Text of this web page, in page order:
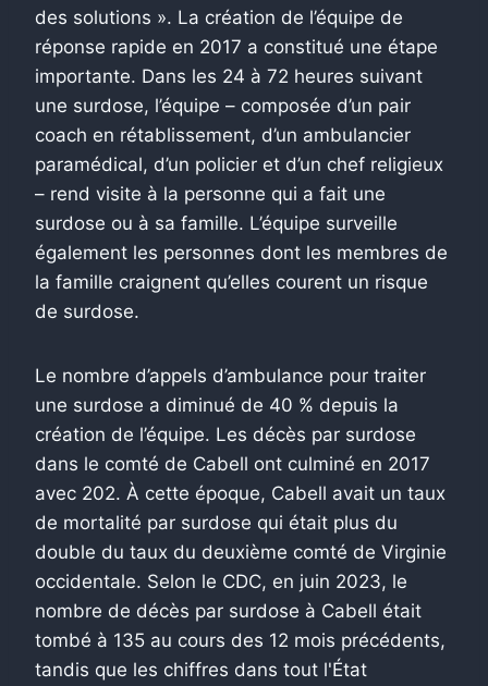
des solutions ». La création de l’équipe de
réponse rapide en 2017 a constitué une étape
importante. Dans les 24 à 72 heures suivant
une surdose, l’équipe – composée d’un pair
coach en rétablissement, d’un ambulancier
paramédical, d’un policier et d’un chef religieux
– rend visite à la personne qui a fait une
surdose ou à sa famille. L’équipe surveille
également les personnes dont les membres de
la famille craignent qu’elles courent un risque
de surdose.
Le nombre d’appels d’ambulance pour traiter
une surdose a diminué de 40 % depuis la
création de l’équipe. Les décès par surdose
dans le comté de Cabell ont culminé en 2017
avec 202. À cette époque, Cabell avait un taux
de mortalité par surdose qui était plus du
double du taux du deuxième comté de Virginie
occidentale. Selon le CDC, en juin 2023, le
nombre de décès par surdose à Cabell était
tombé à 135 au cours des 12 mois précédents,
tandis que les chiffres dans tout l'État